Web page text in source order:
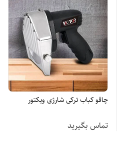
چاقو کباب ترکی شارژی ویکتور
تماس بگیرید